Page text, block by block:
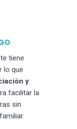
tiene
lo que
y
facilitar la
sin